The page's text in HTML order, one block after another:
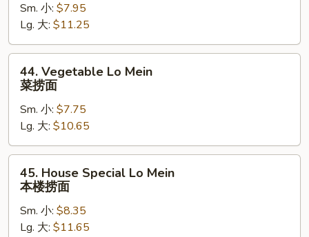
Mein
捞
面
Sm. 小: $7.95
Lg. 大: $11.25
Vegetable
Lo
Mein
捞
面
44. Vegetable Lo Mein
菜捞面
Sm. 小: $7.75
Lg. 大: $10.65
House
Special
Lo
Mein
45. House Special Lo Mein
本楼捞面
Sm. 小: $8.35
Lg. 大: $11.65